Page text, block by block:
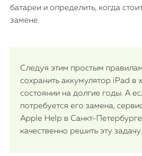
батареи и определить, когда
замене.
Следуя этим простым
сохранить аккумулятор iPad в
состоянии на долгие годы. А
потребуется его замена,
Apple Help в Санкт-
качественно решить эту задачу.